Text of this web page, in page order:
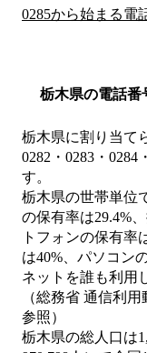
0285から始まる電
栃木県の電話番
栃木県に割り当て
0282・0283・0284
す。
栃木県の世帯単位
の保有率は29.4%
トフォンの保有率
は40%、パソコン
ネットを誰も利用
（総務省 通信利
参照）
栃木県の総人口は